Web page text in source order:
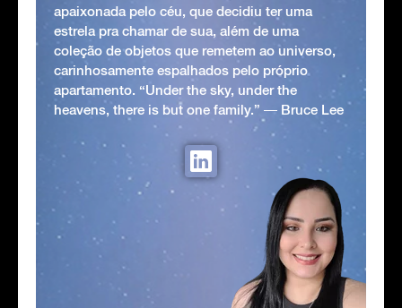
apaixonada pelo céu, que decidiu ter uma
estrela pra chamar de sua, além de uma
coleção de objetos que remetem ao universo,
carinhosamente espalhados pelo próprio
apartamento. “Under the sky, under the
heavens, there is but one family.” ― Bruce Lee